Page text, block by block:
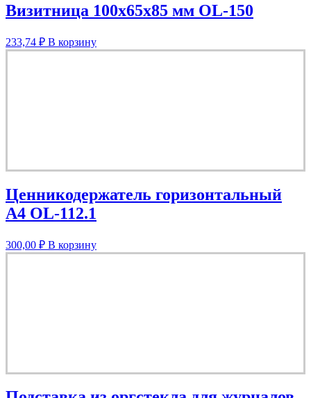
Визитница 100х65х85 мм OL-150
233,74 ₽ В корзину
Ценникодержатель горизонтальный
А4 OL-112.1
300,00 ₽ В корзину